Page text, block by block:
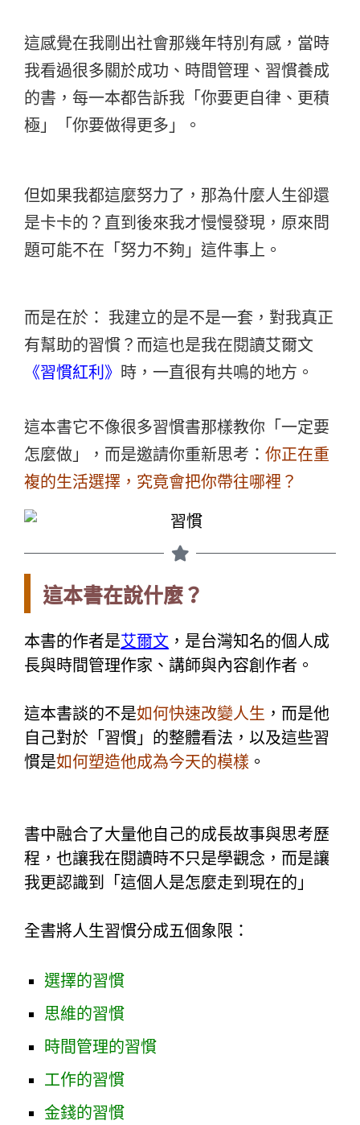
這感覺在我剛出社會那幾年特別有感， 當時
我看過很多關於成功、時間管理、習慣養成
的書， 每一本都告訴我「你要更自律、更積
極」「你要做得更多」。
但如果我都這麼努力了， 那為什麼人生卻還
是卡卡的？ 直到後來我才慢慢發現， 原來問
題可能不在「努力不夠」這件事上。
而是在於： 我建立的是不是一套，對我真正
有幫助的習慣？而這也是我在閱讀艾爾文
《習慣紅利》 時，一直很有共鳴的地方。
這本書它不像很多習慣書那樣教你「一定要
怎麼做」， 而是邀請你重新思考： 你正在重
複的生活選擇，究竟會把你帶往哪裡？
這本書在說什麼？
本書的作者是艾爾文 ，是台灣知名的個人成
長與時間管理作家、講師與內容創作者。
這本書談的不是如何快速改變人生 ，而是他
自己對於「習慣」的整體看法，以及這些習
慣是如何塑造他成為今天的模樣 。
書中融合了大量他自己的成長故事與思考歷
程，也讓我在閱讀時不只是學觀念，而是讓
我更認識到「這個人是怎麼走到現在的」
全書將人生習慣分成五個象限：
選擇的習慣
思維的習慣
時間管理的習慣
工作的習慣
金錢的習慣